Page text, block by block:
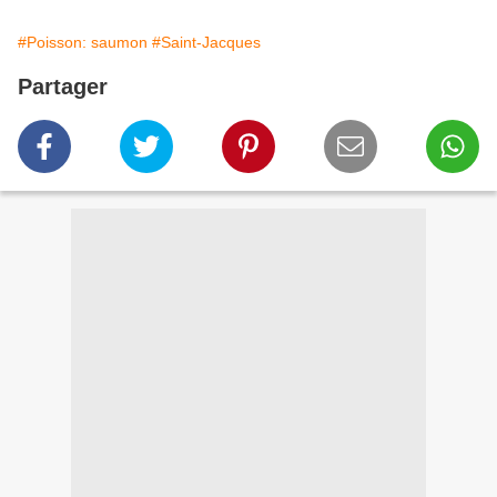
#Poisson: saumon #Saint-Jacques
Partager